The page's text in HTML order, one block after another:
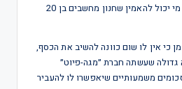
ברצינות את האזהרה. שהרי מי יכול להאמין שחנון מחשבים בן 20
כי אין לו שום כוונה להשיב את הכסף,
גדולה שעשתה חברת ״מגה-פיוט״
משמעותיים שיאפשרו לו להעביר